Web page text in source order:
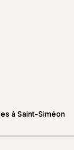
à Saint-Siméon